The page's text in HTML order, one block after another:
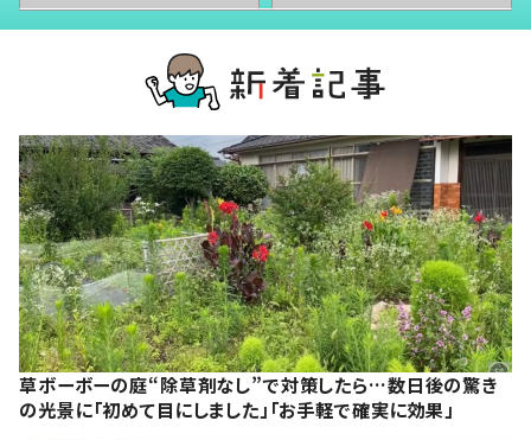
草ボーボーの庭“除草剤なし”で対策したら…数日後の驚き
の光景に「初めて目にしました」「お手軽で確実に効果」